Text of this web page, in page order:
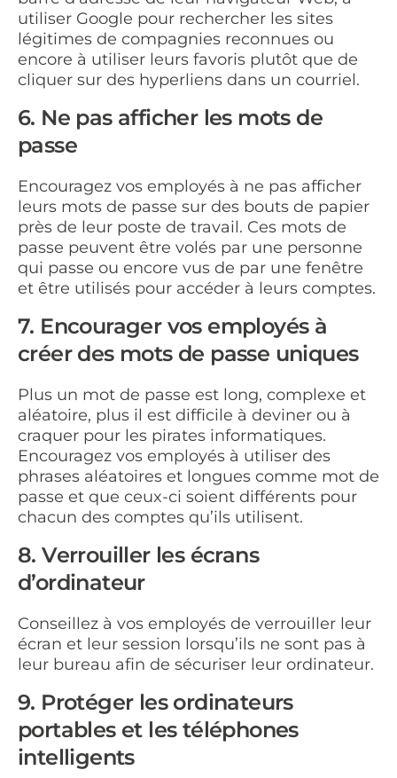
utiliser Google pour rechercher les sites
légitimes de compagnies reconnues ou
encore à utiliser leurs favoris plutôt que de
cliquer sur des hyperliens dans un courriel.
6. Ne pas afficher les mots de
passe
Encouragez vos employés à ne pas afficher
leurs mots de passe sur des bouts de papier
près de leur poste de travail. Ces mots de
passe peuvent être volés par une personne
qui passe ou encore vus de par une fenêtre
et être utilisés pour accéder à leurs comptes.
7. Encourager vos employés à
créer des mots de passe uniques
Plus un mot de passe est long, complexe et
aléatoire, plus il est difficile à deviner ou à
craquer pour les pirates informatiques.
Encouragez vos employés à utiliser des
phrases aléatoires et longues comme mot de
passe et que ceux-ci soient différents pour
chacun des comptes qu’ils utilisent.
8. Verrouiller les écrans
d’ordinateur
Conseillez à vos employés de verrouiller leur
écran et leur session lorsqu’ils ne sont pas à
leur bureau afin de sécuriser leur ordinateur.
9. Protéger les ordinateurs
portables et les téléphones
intelligents